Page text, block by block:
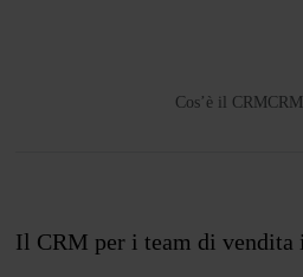
Cos’è il CRM
Il CRM per i team di vendita